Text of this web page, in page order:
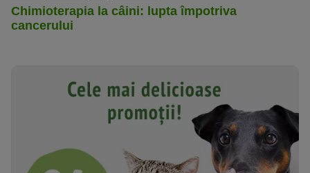
Chimioterapia la câini: lupta împotriva
cancerului